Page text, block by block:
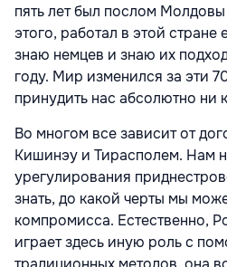
пять лет был послом
этого, работал в этой стране
знаю немцев и знаю их
году. Мир изменился за эти
принудить нас абсолютно ни
Во многом все зависит от
Кишинэу и Тирасполем. Нам
урегулирования
знать, до какой черты мы
компромисса. Естественно,
играет здесь иную роль с